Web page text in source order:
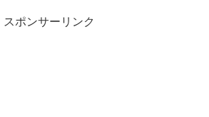
スポンサーリンク